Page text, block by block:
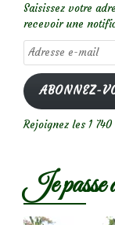
Saisissez votre
recevoir une
Adresse
e-
mail
ABONNEZ-
Rejoignez les 1
Je passe